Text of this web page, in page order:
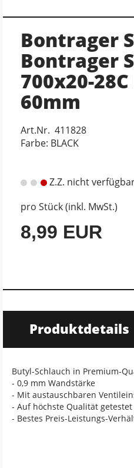
Bontrager
Bontrager
700x20-28C
60mm
Art.Nr. 411828
Farbe: BLACK
Z.Z. nicht
pro Stück (inkl. MwSt.)
8,99 EUR
Produktdetails
Butyl-Schlauch in Premium-
- 0,9 mm Wandstärke
- Mit austauschbaren
- Auf höchste Qualität getestet
- Bestes Preis-Leistungs-